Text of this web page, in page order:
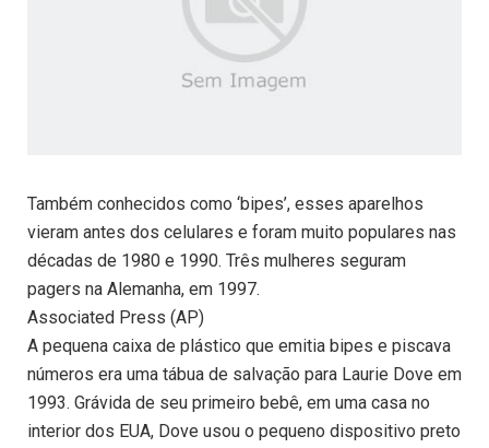
Também conhecidos como ‘bipes’, esses aparelhos
vieram antes dos celulares e foram muito populares nas
décadas de 1980 e 1990. Três mulheres seguram
pagers na Alemanha, em 1997.
Associated Press (AP)
A pequena caixa de plástico que emitia bipes e piscava
números era uma tábua de salvação para Laurie Dove em
1993. Grávida de seu primeiro bebê, em uma casa no
interior dos EUA, Dove usou o pequeno dispositivo preto